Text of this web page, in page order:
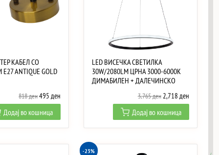
КАБЕЛ СО
ANTIQUE GOLD
818денOriginal
price
was:
818 ден.
495ден
price
is:
495 ден.
Додај во кошница
LED ВИСЕЧКА СВЕТИЛКА
30W/2080LM ЦРНА 3000-6000K
ДИМАБИЛЕН + ДАЛЕЧИНСКО
3,765ден Original
price
was:
3,765 ден.
2,718 денCurrent
price
is:
2,718 ден.
Додај во кошница
-23%